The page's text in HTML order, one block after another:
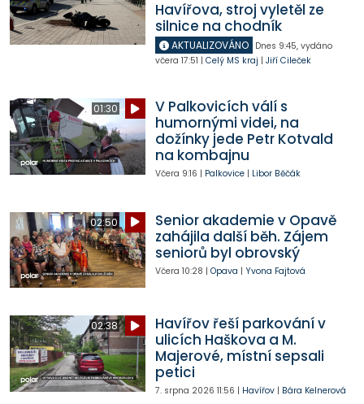
Havířova, stroj vyletěl ze
silnice na chodník
AKTUALIZOVÁNO Dnes 9:45, vydáno
včera 17:51 | Celý MS kraj | Jiří Cileček
01:30
V Palkovicích válí s
humornými videi, na
dožínky jede Petr Kotvald
na kombajnu
Včera 9:16 | Palkovice| Libor Běčák
02:50
Senior akademie v Opavě
zahájila další běh. Zájem
seniorů byl obrovský
Včera 10:28 | Opava | Yvona Fajtová
02:38
Havířov řeší parkování v
ulicích Haškova a M.
Majerové, místní sepsali
petici
7. srpna 2026 11:56 | Havířov| Bára Kelnerová